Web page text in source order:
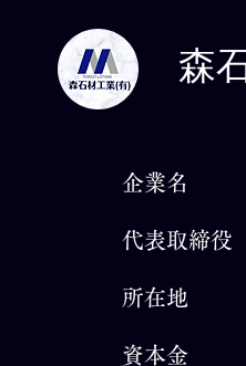
森
企業名 森
代表取締
所在地 長
資本金